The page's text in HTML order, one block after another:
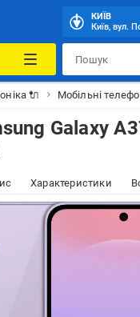
КИЇВ
Київ, вул.
🔌 Мобільні
Galaxy
Характеристики